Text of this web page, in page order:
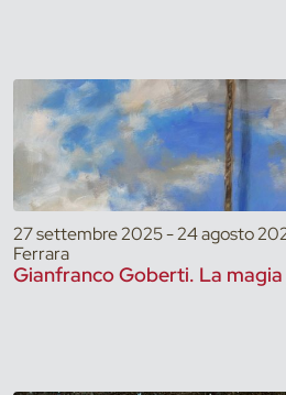
27 settembre 2025 - 24 agosto
Ferrara
Gianfranco Goberti. La